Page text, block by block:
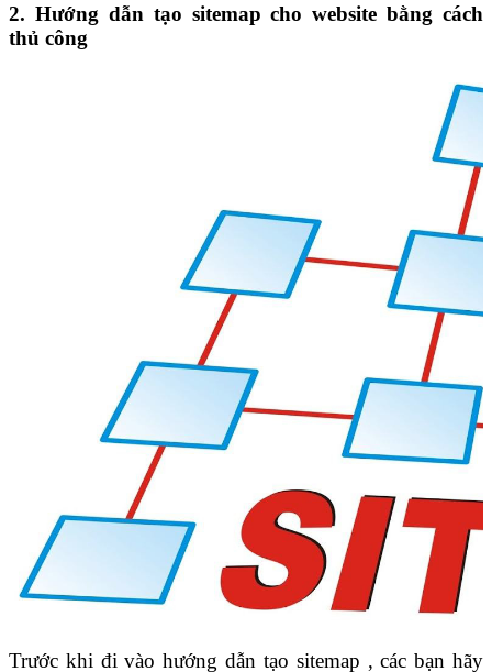
2. Hướng dẫn tạo sitemap cho website bằng cách
thủ công
Trước khi đi vào hướng dẫn tạo sitemap , các bạn hãy